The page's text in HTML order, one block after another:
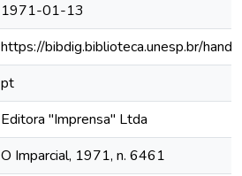
1971-01-13
https://bibdig.biblioteca.unesp.br/
pt
Editora "Imprensa" Ltda
O Imparcial, 1971, n. 6461